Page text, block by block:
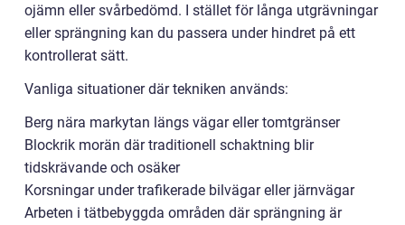
ojämn eller svårbedömd. I stället för långa utgrävningar
eller sprängning kan du passera under hindret på ett
kontrollerat sätt.
Vanliga situationer där tekniken används:
Berg nära markytan längs vägar eller tomtgränser
Blockrik morän där traditionell schaktning blir
tidskrävande och osäker
Korsningar under trafikerade bilvägar eller järnvägar
Arbeten i tätbebyggda områden där sprängning är